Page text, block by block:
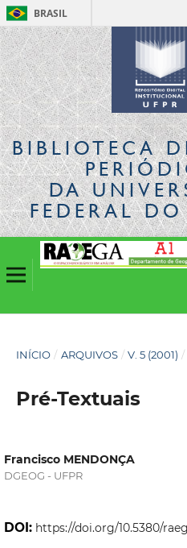
BRASIL
BIBLIOTECA
DA
FEDERAL
INÍCIO / ARQUIVOS / V. 5 (2001) /
Pré-Textuais
Francisco MENDONÇA
DGEOG - UFPR
DOI: https://doi.org/10.5380/